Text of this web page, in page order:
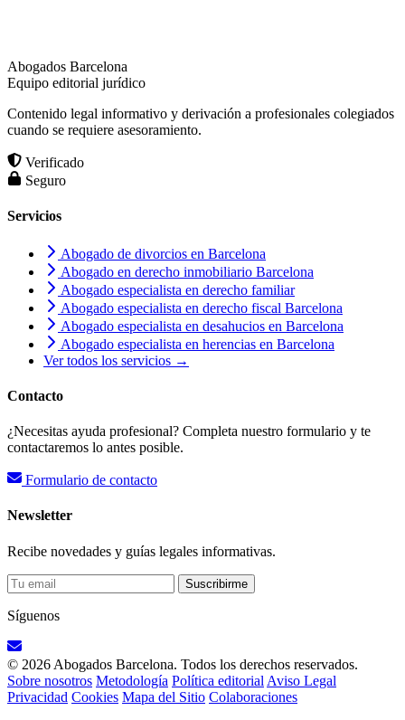
Abogados Barcelona
Equipo editorial jurídico
Contenido legal informativo y derivación a profesionales colegiados
cuando se requiere asesoramiento.
Verificado
Seguro
Servicios
Abogado de divorcios en Barcelona
Abogado en derecho inmobiliario Barcelona
Abogado especialista en derecho familiar
Abogado especialista en derecho fiscal Barcelona
Abogado especialista en desahucios en Barcelona
Abogado especialista en herencias en Barcelona
Ver todos los servicios →
Contacto
¿Necesitas ayuda profesional? Completa nuestro formulario y te
contactaremos lo antes posible.
Formulario de contacto
Newsletter
Recibe novedades y guías legales informativas.
Suscribirme
Síguenos
© 2026 Abogados Barcelona. Todos los derechos reservados.
Sobre nosotros Metodología Política editorial Aviso Legal
Privacidad Cookies Mapa del Sitio Colaboraciones